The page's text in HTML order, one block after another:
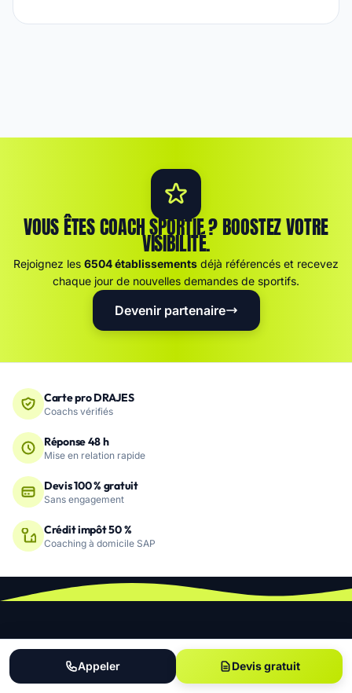
Appeler Devis gratuit
VOUS ÊTES COACH SPORTIF ? BOOSTEZ VOTRE
VISIBILITÉ.
Rejoignez les 6504 établissements déjà référencés et recevez
chaque jour de nouvelles demandes de sportifs.
Devenir partenaire
Carte pro DRAJES
Coachs vérifiés
Réponse 48 h
Mise en relation rapide
Devis 100 % gratuit
Sans engagement
Crédit impôt 50 %
Coaching à domicile SAP
6504
COACHS RÉFÉRENCÉS